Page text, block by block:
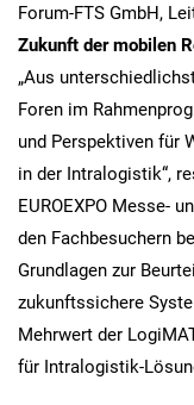
Forum-FTS GmbH,
Zukunft der mobilen
„Aus
Foren im
und Perspektiven für
in der Intralogistik“,
EUROEXPO Messe-
den Fachbesuchern
Grundlagen zur
zukunftssichere
Mehrwert der
für Intralogistik-